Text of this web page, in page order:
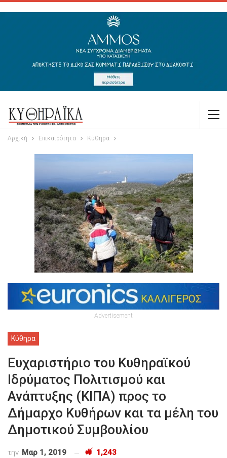
Αρχική Επικαιρότητα Κύθηρα
Advertisement
Κύθηρα
Ευχαριστήριο του Κυθηραϊκού
Ιδρύματος Πολιτισμού και
Ανάπτυξης (ΚΙΠΑ) προς το
Δήμαρχο Κυθήρων και τα μέλη του
Δημοτικού Συμβουλίου
την Μαρ 1, 2019 1,243